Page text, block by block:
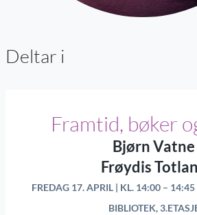
Deltar i
Framtid, bøker
Bjørn Vatne
Frøydis
FREDAG 17. APRIL | KL. 14:00 –
BIBLIOTEK,